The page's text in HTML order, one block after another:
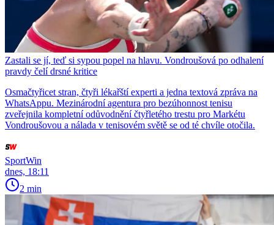
Zastali se jí, teď si sypou popel na hlavu. Vondroušová po odhalení
pravdy čelí drsné kritice
Osmačtyřicet stran, čtyři lékařští experti a jedna textová zpráva na
WhatsAppu. Mezinárodní agentura pro bezúhonnost tenisu
zveřejnila kompletní odůvodnění čtyřletého trestu pro Markétu
Vondroušovou a nálada v tenisovém světě se od té chvíle otočila.
SportWin
dnes, 18:11
2 min